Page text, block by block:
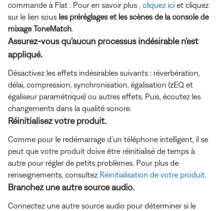
commande à Flat . Pour en savoir plus , cliquez ici et cliquez
sur le lien sous les préréglages et les scènes de la console de
mixage ToneMatch.
Assurez-vous qu'aucun processus indésirable n'est
appliqué.
Désactivez les effets indésirables suivants : réverbération,
délai, compression, synchronisation, égalisation (zEQ et
égaliseur paramétrique) ou autres effets. Puis, écoutez les
changements dans la qualité sonore.
Réinitialisez votre produit.
Comme pour le redémarrage d’un téléphone intelligent, il se
peut que votre produit doive être réinitialisé de temps à
autre pour régler de petits problèmes. Pour plus de
renseignements, consultez Réinitialisation de votre produit.
Branchez une autre source audio.
Connectez une autre source audio pour déterminer si le